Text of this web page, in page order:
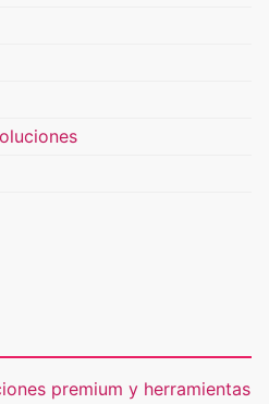
premium y herramientas